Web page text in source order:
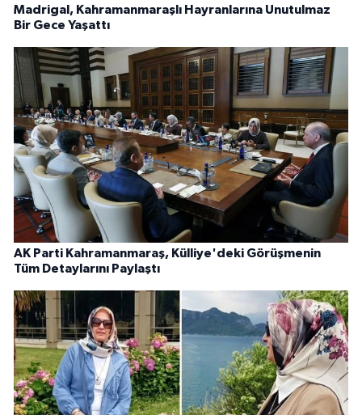
Madrigal, Kahramanmaraşlı Hayranlarına Unutulmaz
Bir Gece Yaşattı
AK Parti Kahramanmaraş, Külliye'deki Görüşmenin
Tüm Detaylarını Paylaştı